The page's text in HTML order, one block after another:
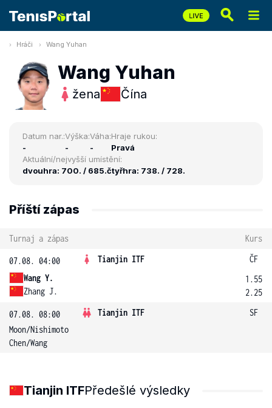
Hráči Wang Yuhan
Wang Yuhan
žena Čína
Datum nar.:
-
Výška:
-
Váha:
-
Hraje rukou:
Pravá
Aktuální/nejvyšší umístění:
dvouhra: 700. / 685.čtyřhra: 738. / 728.
Příští zápas
Turnaj a zápas Kurs
07.08. 04:00 Tianjin ITF
ČF
Wang Y.
Zhang J.
1.55
2.25
07.08. 08:00 Tianjin ITF
SF
Moon/Nishimoto
Chen/Wang
Tianjin ITFPředešlé výsledky